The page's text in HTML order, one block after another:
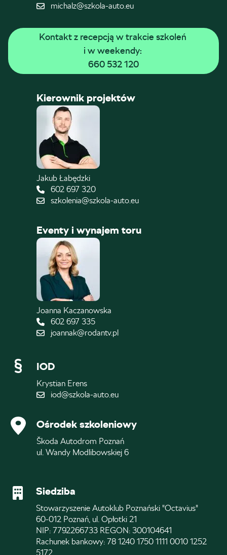
michalz@szkola-auto.eu
Kontakt z recepcją w trakcie szkoleń
i w weekendy:
660 532 120
Kierownik projektów
Jakub Łabędzki
602 697 320
szkolenia@szkola-auto.eu
Eventy i wynajem toru
Joanna Kaczanowska
602 697 335
joannak@rodantv.pl
IOD
Krystian Erens
iod@szkola-auto.eu
Ośrodek szkoleniowy
Škoda Autodrom Poznań
ul. Wandy Modlibowskiej 6
Siedziba
Stowarzyszenie Autoklub Poznański "Octavius"
60-012 Poznań, ul. Opłotki 21
NIP: 7792266733 REGON: 300104641
Rachunek bankowy: 78 1240 1750 1111 0010 1252
5172